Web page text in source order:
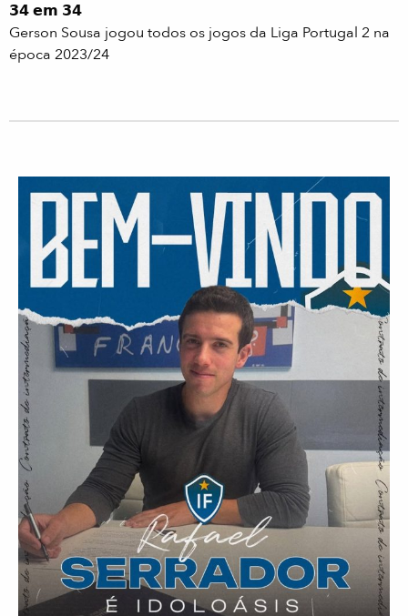
𝟯𝟰 𝗲𝗺 𝟯𝟰
Gerson Sousa jogou todos os jogos da Liga Portugal 2 na
época 2023/24